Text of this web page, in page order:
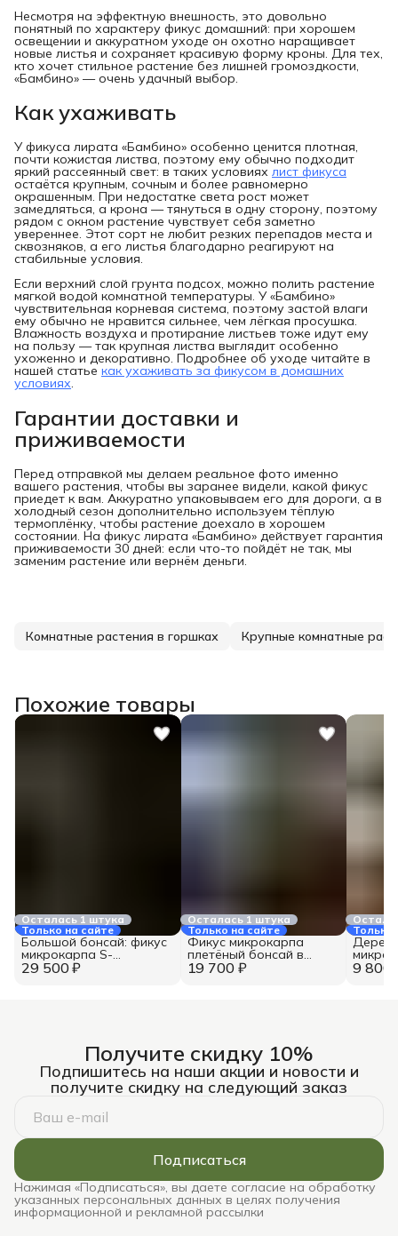
Несмотря на эффектную внешность, это довольно
понятный по характеру фикус домашний: при хорошем
освещении и аккуратном уходе он охотно наращивает
новые листья и сохраняет красивую форму кроны. Для тех,
кто хочет стильное растение без лишней громоздкости,
«Бамбино» — очень удачный выбор.
Как ухаживать
У фикуса лирата «Бамбино» особенно ценится плотная,
почти кожистая листва, поэтому ему обычно подходит
яркий рассеянный свет: в таких условиях лист фикуса
остаётся крупным, сочным и более равномерно
окрашенным. При недостатке света рост может
замедляться, а крона — тянуться в одну сторону, поэтому
рядом с окном растение чувствует себя заметно
увереннее. Этот сорт не любит резких перепадов места и
сквозняков, а его листья благодарно реагируют на
стабильные условия.
Если верхний слой грунта подсох, можно полить растение
мягкой водой комнатной температуры. У «Бамбино»
чувствительная корневая система, поэтому застой влаги
ему обычно не нравится сильнее, чем лёгкая просушка.
Влажность воздуха и протирание листьев тоже идут ему
на пользу — так крупная листва выглядит особенно
ухоженно и декоративно. Подробнее об уходе читайте в
нашей статье как ухаживать за фикусом в домашних
условиях.
Гарантии доставки и
приживаемости
Перед отправкой мы делаем реальное фото именно
вашего растения, чтобы вы заранее видели, какой фикус
приедет к вам. Аккуратно упаковываем его для дороги, а в
холодный сезон дополнительно используем тёплую
термоплёнку, чтобы растение доехало в хорошем
состоянии. На фикус лирата «Бамбино» действует гарантия
приживаемости 30 дней: если что-то пойдёт не так, мы
заменим растение или вернём деньги.
Комнатные растения в горшках Крупные комнатные
Похожие товары
Осталась 1 штука
Только на сайте
29 500 ₽
Большой бонсай: фикус
микрокарпа S-
образный в горшке 30
Осталась 1 штука
Только на сайте
19 700 ₽
Фикус микрокарпа
плетёный бонсай в
горшке 30 см, высота 95
Только
9 800
Получите скидку 10%
Подпишитесь на наши акции и новости и
получите скидку на следующий заказ
Подписаться
Нажимая «Подписаться», вы даете согласие на обработку
указанных персональных данных в целях получения
информационной и рекламной рассылки